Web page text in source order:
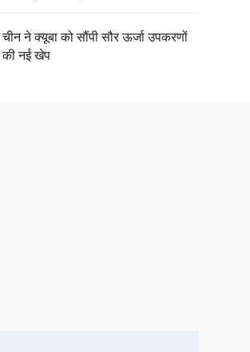
चीन ने क्यूबा को सौंपी सौर ऊर्जा उपकरणों
की नई खेप